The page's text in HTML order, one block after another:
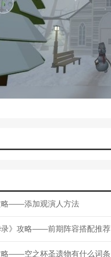
是控制人物奔跑和下蹲。
略——添加观演人方法
录》攻略——前期阵容搭配推荐
略——空之杯圣遗物有什么词条